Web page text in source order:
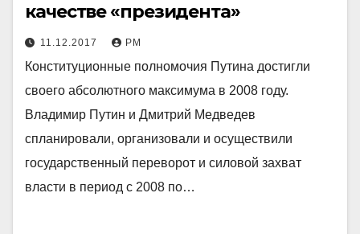
качестве «президента»
11.12.2017 РМ
Конституционные полномочия Путина достигли
своего абсолютного максимума в 2008 году.
Владимир Путин и Дмитрий Медведев
спланировали, организовали и осуществили
государственный переворот и силовой захват
власти в период с 2008 по…